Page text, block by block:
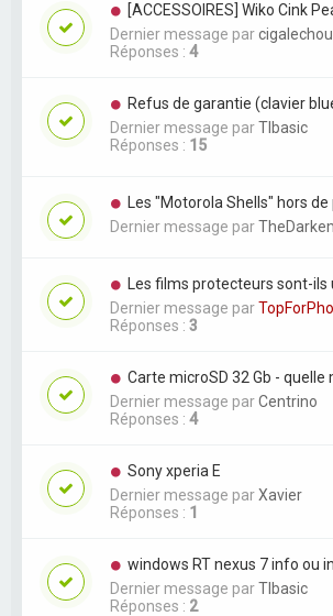
[ACCESSOIRES] Wiko Cink
Dernier message parcigalechou
Réponses : 4
Refus de garantie (clavier
Dernier message parTIbasic
Réponses : 15
Les "Motorola Shells" hors de
Dernier message par
Les films protecteurs sont-ils
Dernier message par
Réponses : 3
Carte microSD 32 Gb - quelle
Dernier message parCentrino
Réponses : 4
Sony xperia E
Dernier message parXavier
Réponses : 1
windows RT nexus 7 info ou
Dernier message parTIbasic
Réponses : 2